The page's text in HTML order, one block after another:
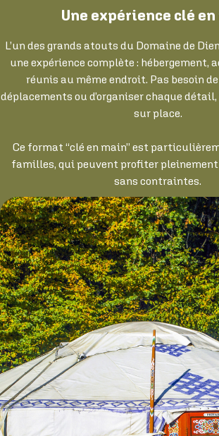
Une expérience clé
L’un des grands atouts du Domaine de
une expérience complète : hébergement,
réunis au même endroit. Pas besoin
déplacements ou d’organiser chaque
sur place.
Ce format “clé en main” est
familles, qui peuvent profiter pleinement
sans contraintes.